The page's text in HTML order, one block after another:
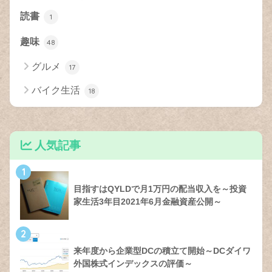
読書 1
趣味 48
グルメ 17
バイク生活 18
人気記事
1
目指すはQYLDで月1万円の配当収入を～投資
家生活3年目2021年6月金融資産公開～
2
来年度から企業型DCの積立て開始～DCダイワ
外国株式インデックスの評価～